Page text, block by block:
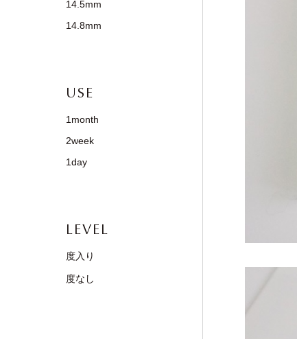
14.5mm
14.8mm
USE
1month
2week
1day
LEVEL
度入り
度なし